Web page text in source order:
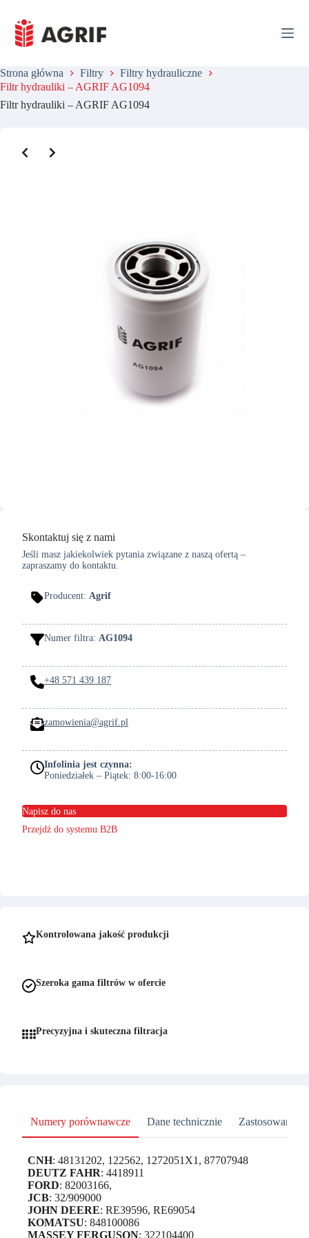
r
z
e
d
ź
o
Strona główna Filtry
Filtry hydrauliczne
Filtr hydrauliki – AGRIF AG1094
Filtr hydrauliki – AGRIF AG1094
Skontaktuj się z nami
Jeśli masz jakiekolwiek pytania związane z naszą ofertą –
zapraszamy do kontaktu.
Producent: Agrif
Numer filtra: AG1094
+48 571 439 187
zamowienia@agrif.pl
Infolinia jest czynna:
Poniedziałek – Piątek: 8:00-16:00
Napisz do nas
Przejdź do systemu B2B
Kontrolowana jakość produkcji
Szeroka gama filtrów w ofercie
Precyzyjna i skuteczna filtracja
Numery porównawcze Dane technicznie Zastosowanie
CNH: 48131202, 122562, 1272051X1, 87707948
DEUTZ FAHR: 4418911
FORD: 82003166,
JCB: 32/909000
JOHN DEERE: RE39596, RE69054
KOMATSU: 848100086
MASSEY FERGUSON: 322104400